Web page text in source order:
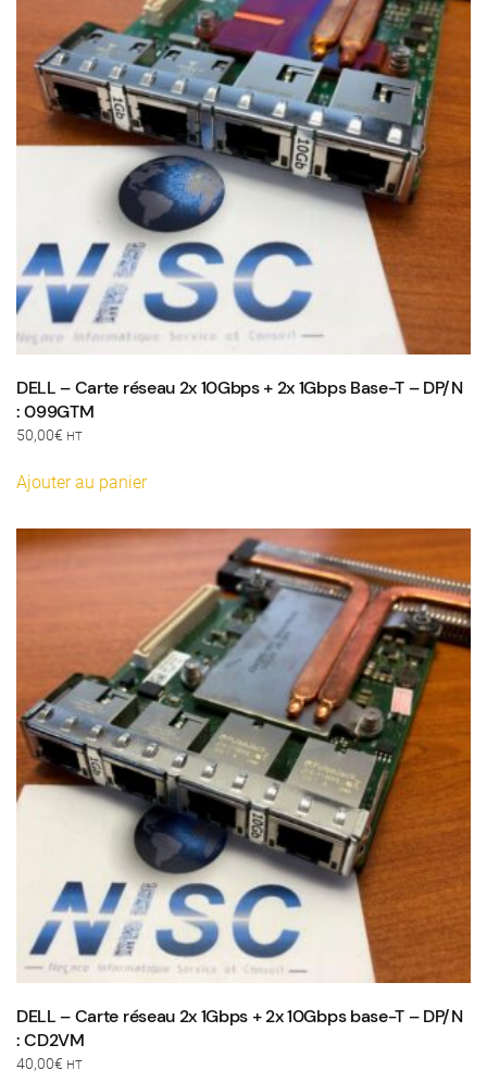
DELL – Carte réseau 2x 10Gbps + 2x 1Gbps Base-T – DP/N
: 099GTM
50,00€ HT
Ajouter au panier
DELL – Carte réseau 2x 1Gbps + 2x 10Gbps base-T – DP/N
: CD2VM
40,00€ HT